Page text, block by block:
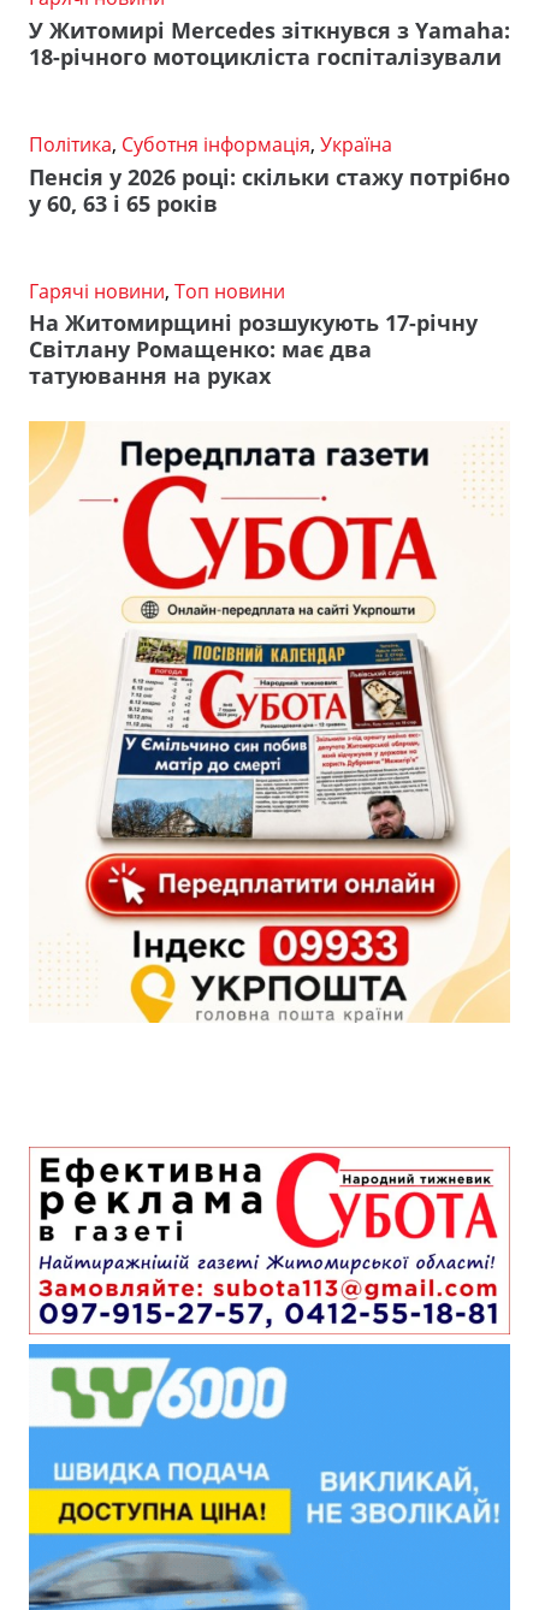
У Житомирі Mercedes зіткнувся з Yamaha:
18-річного мотоцикліста госпіталізували
Політика, Суботня інформація, Україна
Пенсія у 2026 році: скільки стажу потрібно
у 60, 63 і 65 років
Гарячі новини, Топ новини
На Житомирщині розшукують 17-річну
Світлану Ромащенко: має два
татуювання на руках